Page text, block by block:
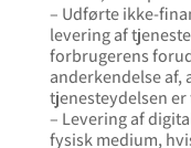
– Udførte ikke-
levering af
forbrugerens
anderkendelse
tjenesteydelsen
– Levering af
fysisk medium,